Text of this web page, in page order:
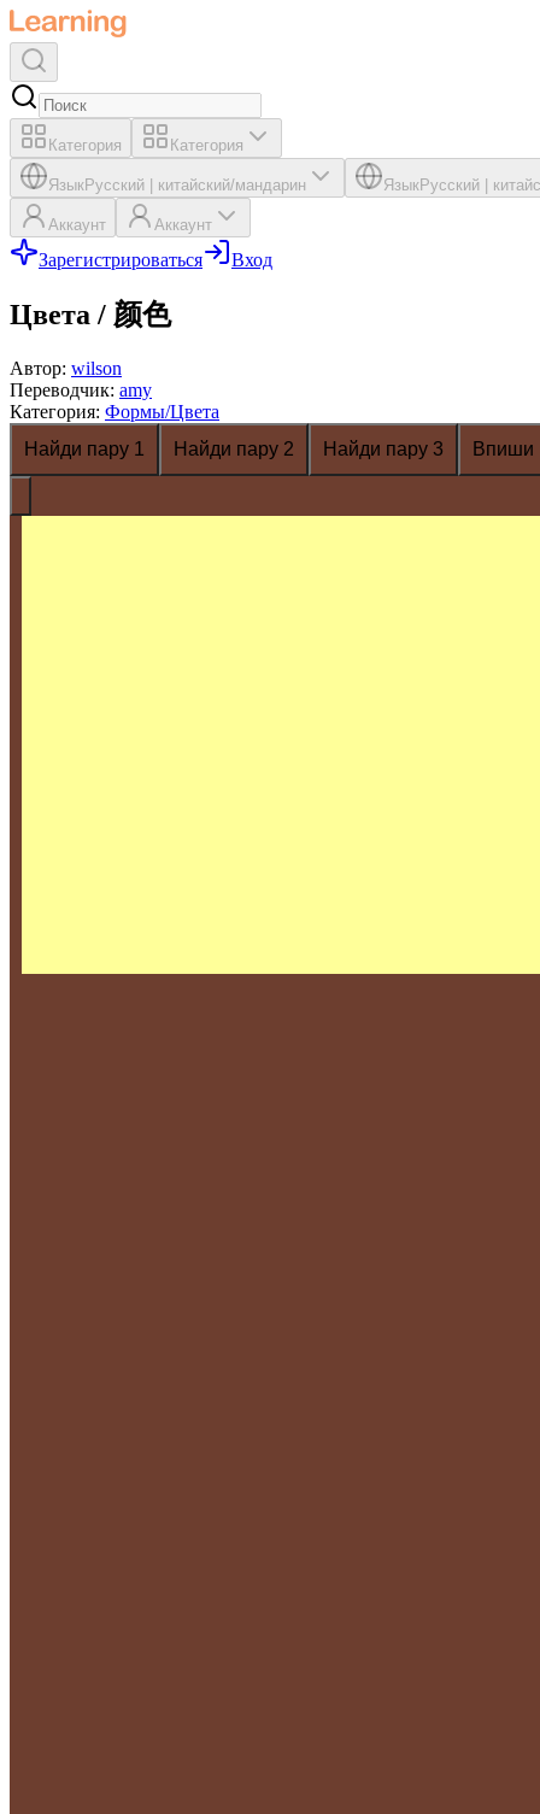
Категория Категория
ЯзыкРусский китайский/мандарин ЯзыкРусский
Аккаунт Аккаунт
Зарегистрироваться Вход
Цвета / 颜色
Автор: wilson
Переводчик: amy
Категория: Формы/Цвета
Найди пару 1
Найди пару 2 Найди пару 3 Впиши